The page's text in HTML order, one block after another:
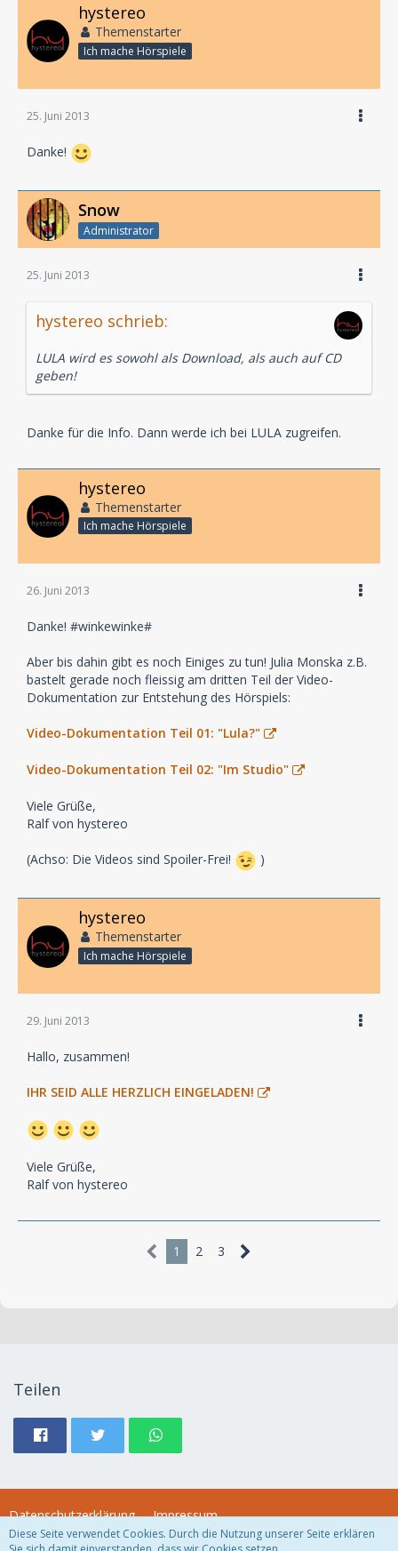
hystereo
Themenstarter
Ich mache Hörspiele
25. Juni 2013
Danke!
Snow
Administrator
25. Juni 2013
hystereo schrieb:
LULA wird es sowohl als Download, als auch auf CD
geben!
Danke für die Info. Dann werde ich bei LULA zugreifen.
hystereo
Themenstarter
Ich mache Hörspiele
26. Juni 2013
Danke! #winkewinke#
Aber bis dahin gibt es noch Einiges zu tun! Julia Monska z.B.
bastelt gerade noch fleissig am dritten Teil der Video-
Dokumentation zur Entstehung des Hörspiels:
Video-Dokumentation Teil 01: "Lula?"
Video-Dokumentation Teil 02: "Im Studio"
Viele Grüße,
Ralf von hystereo
(Achso: Die Videos sind Spoiler-Frei! )
hystereo
Themenstarter
Ich mache Hörspiele
29. Juni 2013
Hallo, zusammen!
IHR SEID ALLE HERZLICH EINGELADEN!
Viele Grüße,
Ralf von hystereo
1 2 3
Teilen
Datenschutzerklärung Impressum
Diese Seite verwendet Cookies. Durch die Nutzung unserer Seite erklären